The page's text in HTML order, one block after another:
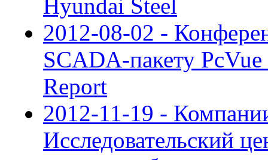
Hyundai Steel
2012-08-02 -
SCADA-пакету PcVue
Report
2012-11-19 -
Исследовательский